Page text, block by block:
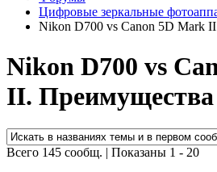
Цифровые зеркальные
Nikon D700 vs Canon 5D Mark
Nikon D700 vs
II.
Всего 145 сообщ. | Показаны 1 - 20